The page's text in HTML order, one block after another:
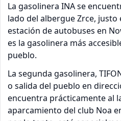
La gasolinera INA se
lado del albergue Zrce, justo
estación de autobuses en
es la gasolinera más
pueblo.
La segunda gasolinera,
o salida del pueblo en
encuentra prácticamente al
aparcamiento del club Noa